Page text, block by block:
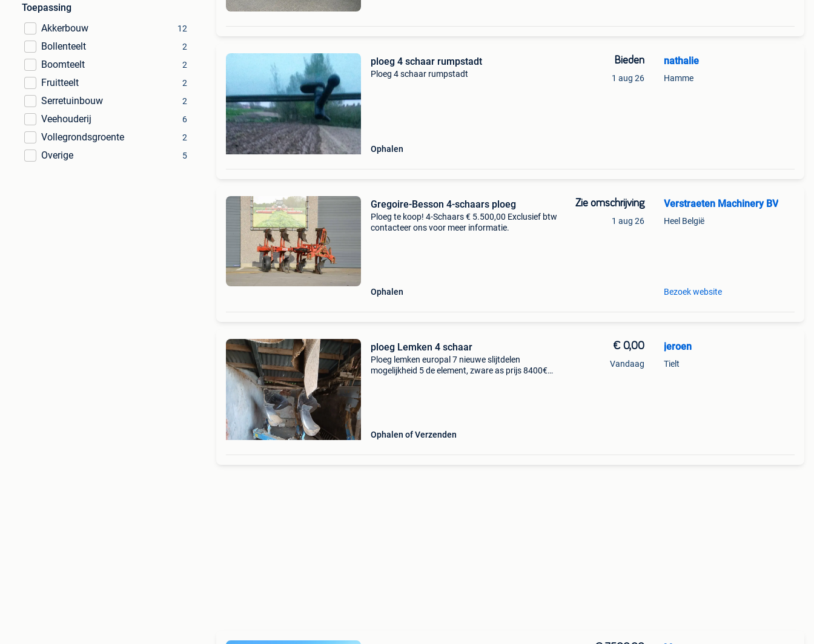
Toepassing
Akkerbouw
12
Bollenteelt 2
Boomteelt 2
Fruitteelt 2
Serretuinbouw 2
Veehouderij 6
Vollegrondsgroente 2
Overige 5
ploeg 4 schaar rumpstadt
Ploeg 4 schaar rumpstadt
Ophalen
Bieden
1 aug 26
nathalie
Hamme
Gregoire-Besson 4-schaars ploeg
Ploeg te koop! 4-Schaars € 5.500,00 Exclusief btw
contacteer ons voor meer informatie.
Ophalen
Zie omschrijving
1 aug 26
Verstraeten Machinery BV
Heel België
Bezoek website
ploeg Lemken 4 schaar
Ploeg lemken europal 7 nieuwe slijtdelen
mogelijkheid 5 de element, zware as prijs 8400€
Ophalen of Verzenden
€ 0,00
Vandaag
jeroen
Tielt